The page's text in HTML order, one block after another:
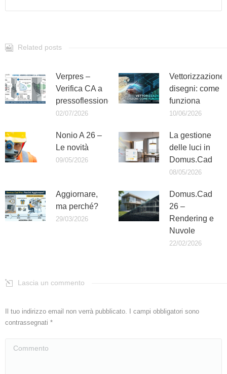
Related posts
Verpres –
Verifica CA a
pressoflessione
02/07/2026
Vettorizzazione
disegni: come
funziona
10/06/2026
Nonio A 26 –
Le novità
09/05/2026
La gestione
delle luci in
Domus.Cad
08/05/2026
Aggiornare,
ma perché?
29/03/2026
Domus.Cad
26 –
Rendering e
Nuvole
22/02/2026
Lascia un commento
Il tuo indirizzo email non verrà pubblicato. I campi obbligatori sono
contrassegnati *